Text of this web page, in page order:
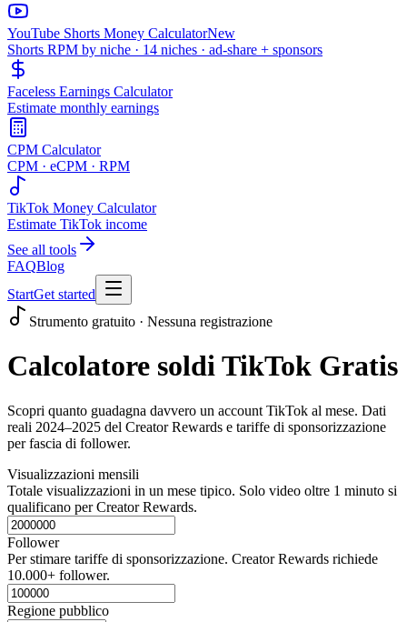
YouTube Shorts Money CalculatorNew
Shorts RPM by niche · 14 niches · ad-share + sponsors
Faceless Earnings Calculator
Estimate monthly earnings
CPM Calculator
CPM · eCPM · RPM
TikTok Money Calculator
Estimate TikTok income
See all tools
FAQBlog
StartGet started
Strumento gratuito · Nessuna registrazione
Calcolatore soldi TikTok Gratis
Scopri quanto guadagna davvero un account TikTok al mese. Dati
reali 2024–2025 del Creator Rewards e tariffe di sponsorizzazione
per fascia di follower.
Visualizzazioni mensili
Totale visualizzazioni in un mese tipico. Solo video oltre 1 minuto si
qualificano per Creator Rewards.
Follower
Per stimare tariffe di sponsorizzazione. Creator Rewards richiede
10.000+ follower.
Regione pubblico